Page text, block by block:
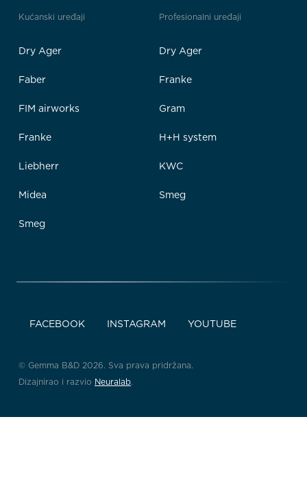
Kućanski uređaji
Dry Ager
Faber
FIM airworks
Franke
Liebherr
Midea
Smeg
Profesionalni uređaji
Dry Ager
Franke
Gram
H+H system
KWC
Smeg
FACEBOOK INSTAGRAM YOUTUBE
© Gemma B&D 2026. Sva prava pridržana.
Dizajnirao i razvio Neuralab.